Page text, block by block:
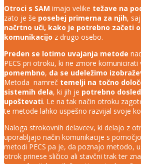
Otroci s SAM imajo velike težave na
zato je še posebej primerna za njih, saj
načrtno uči, kako je potrebno začeti
komunikacijo z drugo osebo.
Preden se lotimo uvajanja metode
PECS pri otroku, ki ne zmore
pomembno, da se udeležimo
Metoda namreč temelji na točno
sistemih dela, ki jih je potrebno
upoštevati. Le na tak način otroku
te metode lahko uspešno razvijal svoje
Naloga strokovnih delavcev, ki delajo z
uporabljajo način komunikacije s
metodi PECS pa je, da poznajo metodo,
otrok prinese sličico ali stavčni trak ter